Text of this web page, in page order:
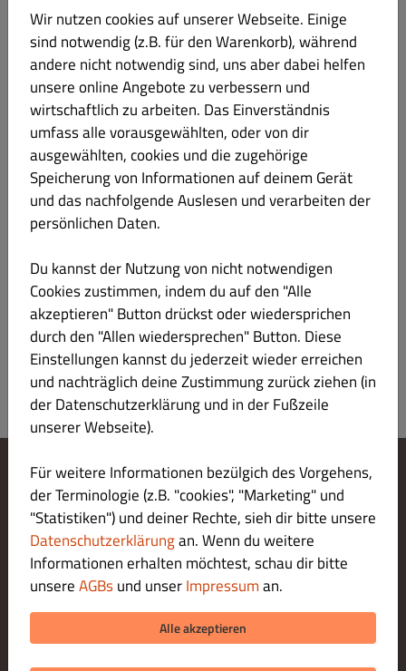
Gaensefurther classic 500ml Flache € 3.00
Coca Cola 1L Flache
Sprite 1l Flasche € 4.90
Cookie-Einstellungen ändern
Kontaktiere uns
Datenschutzerklärung
Allgemeine Geschäftsbedingungen
Impressum
LIEFERUNG ZAHLUNGSARTEN
ZAHLUNGSARTEN BEI ABHOLUNG
Wir nutzen cookies auf unserer Webseite. Einige
sind notwendig (z.B. für den Warenkorb), während
andere nicht notwendig sind, uns aber dabei helfen
unsere online Angebote zu verbessern und
wirtschaftlich zu arbeiten. Das Einverständnis
umfass alle vorausgewählten, oder von dir
ausgewählten, cookies und die zugehörige
Speicherung von Informationen auf deinem Gerät
und das nachfolgende Auslesen und verarbeiten der
persönlichen Daten.
Du kannst der Nutzung von nicht notwendigen
Cookies zustimmen, indem du auf den "Alle
akzeptieren" Button drückst oder wiedersprichen
durch den "Allen wiedersprechen" Button. Diese
Einstellungen kannst du jederzeit wieder erreichen
und nachträglich deine Zustimmung zurück ziehen (in
der Datenschutzerklärung und in der Fußzeile
unserer Webseite).
Für weitere Informationen bezülgich des Vorgehens,
der Terminologie (z.B. "cookies", "Marketing" und
"Statistiken") und deiner Rechte, sieh dir bitte unsere
Datenschutzerklärungan. Wenn du weitere
Informationen erhalten möchtest, schau dir bitte
unsereAGBsund unserImpressuman.
Alle akzeptieren